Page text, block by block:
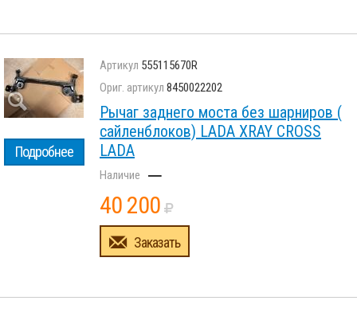
Подробнее
555115670R
8450022202
Рычаг заднего моста без шарниров (
сайленблоков) LADA XRAY CROSS
LADA
–
40 200
Заказать